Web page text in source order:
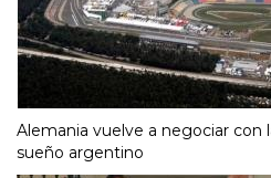
Alemania vuelve a negociar con
sueño argentino